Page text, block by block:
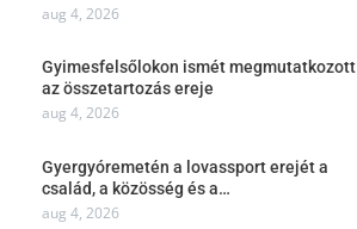
aug 4, 2026
Gyimesfelsőlokon ismét megmutatkozott
az összetartozás ereje
aug 4, 2026
Gyergyóremetén a lovassport erejét a
család, a közösség és a…
aug 4, 2026